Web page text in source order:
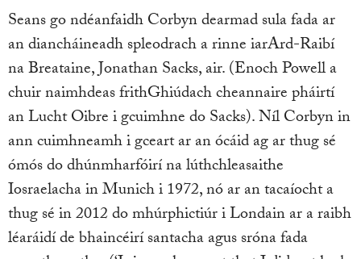
Seans go ndéanfaidh Corbyn dearmad sula fada ar
an diancháineadh spleodrach a rinne iarArd-Raibí
na Breataine, Jonathan Sacks, air. (Enoch Powell a
chuir naimhdeas frithGhiúdach cheannaire pháirtí
an Lucht Oibre i gcuimhne do Sacks). Níl Corbyn in
ann cuimhneamh i gceart ar an ócáid ag ar thug sé
ómós do dhúnmharfóirí na lúthchleasaithe
Iosraelacha in Munich i 1972, nó ar an tacaíocht a
thug sé in 2012 do mhúrphictiúr i Londain ar a raibh
léaráidí de bhaincéirí santacha agus sróna fada